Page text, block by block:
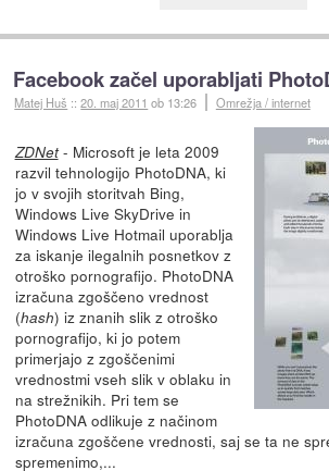
Facebook začel uporabljati
Matej Huš ::20. maj 2011 ob 13:26 Omrežja / internet
ZDNet- Microsoft je leta 2009
razvil tehnologijo PhotoDNA, ki
jo v svojih storitvah Bing,
Windows Live SkyDrive in
Windows Live Hotmail uporablja
za iskanje ilegalnih posnetkov z
otroško pornografijo. PhotoDNA
izračuna zgoščeno vrednost
(hash) iz znanih slik z otroško
pornografijo, ki jo potem
primerjajo z zgoščenimi
vrednostmi vseh slik v oblaku in
na strežnikih. Pri tem se
PhotoDNA odlikuje z načinom
izračuna zgoščene vrednosti, saj se ta ne
spremenimo,...